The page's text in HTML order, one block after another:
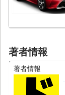
著者情報
著者情報